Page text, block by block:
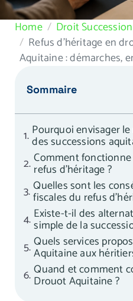
Home
Droit Succession
Refus d’héritage en
Aquitaine : démarches,
Sommaire
Pourquoi envisager
des successions
Comment
refus d’héritage ?
Quelles sont les
fiscales du refus
Existe-t-il des
simple de la
Quels services
Aquitaine aux
Quand et comment
Drouot Aquitaine ?